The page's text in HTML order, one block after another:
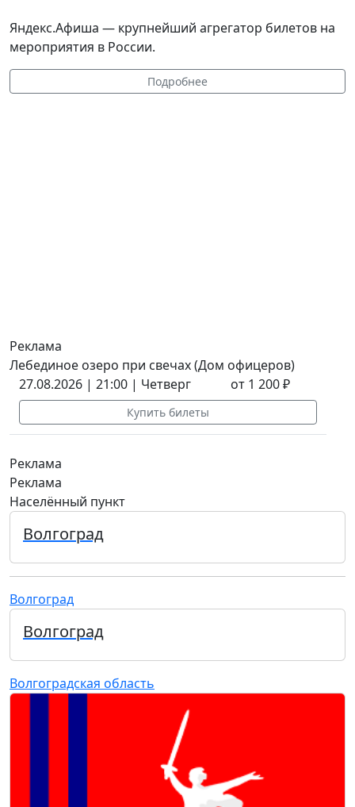
Яндекс.Афиша — крупнейший агрегатор билетов на
мероприятия в России.
Подробнее
Реклама
Лебединое озеро при свечах (Дом офицеров)
27.08.2026 | 21:00 | Четверг
от 1 200 ₽
Купить билеты
Реклама
Реклама
Населённый пункт
Волгоград
Волгоград
Волгоград
Волгоградская область